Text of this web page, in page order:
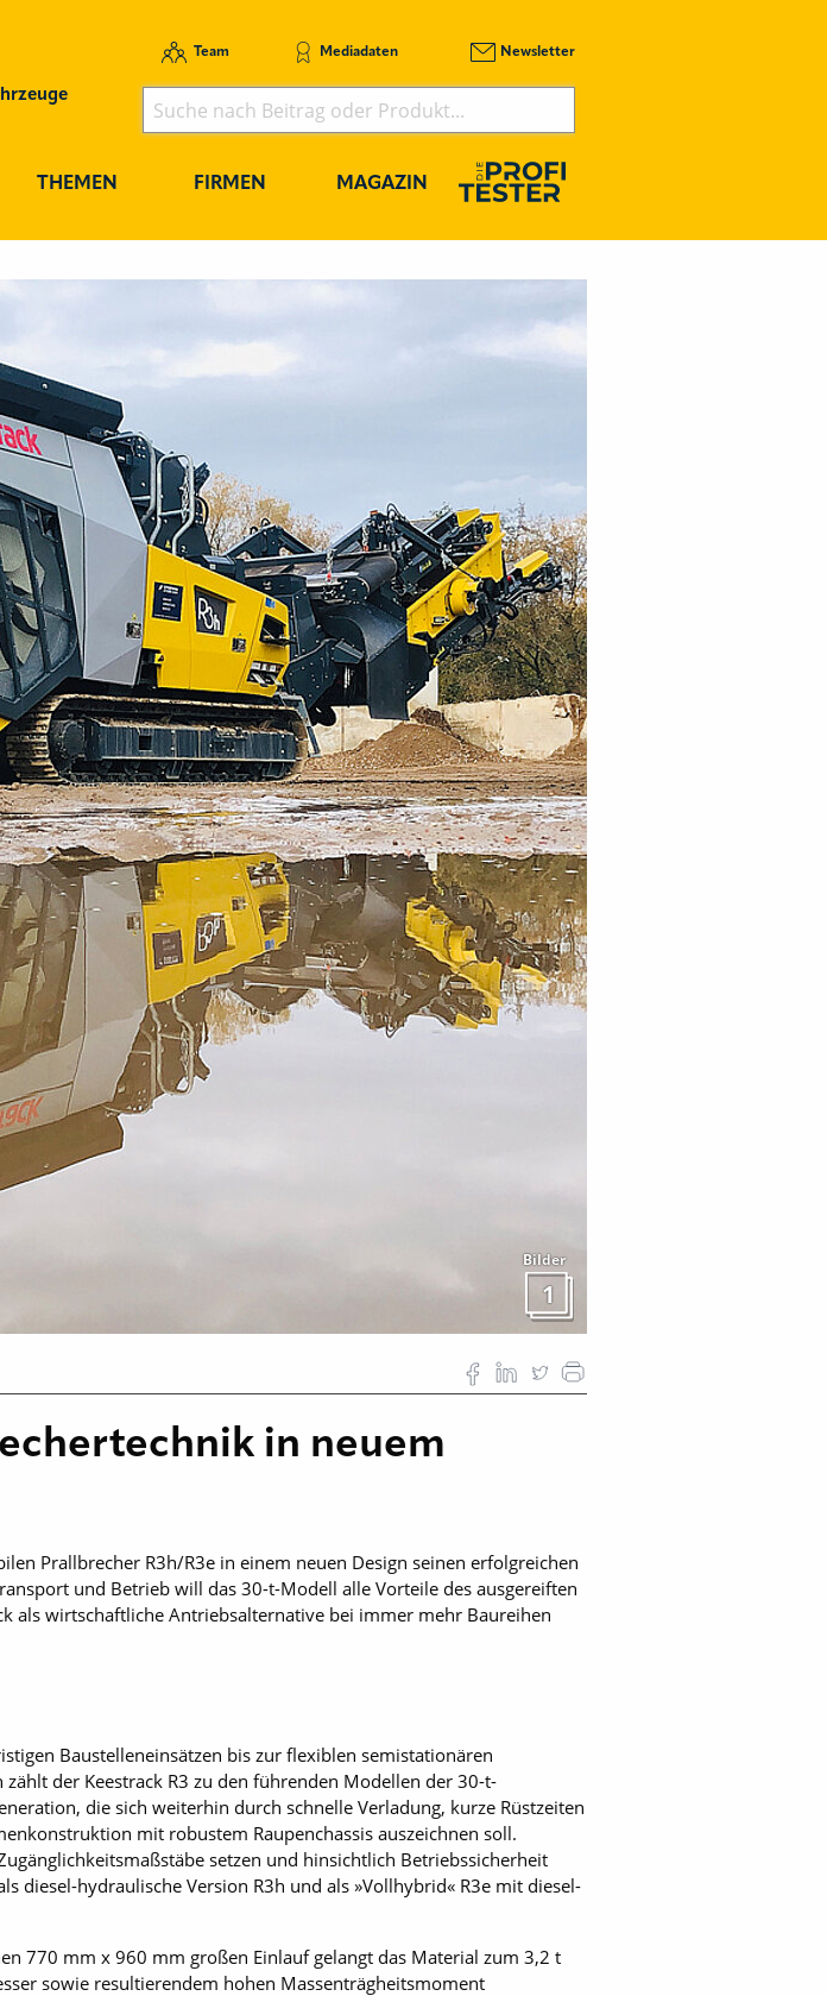
Team Mediadaten Newsletter
THEMEN FIRMEN MAGAZIN
Bilder
1
in neuem
Prallbrecher R3h/R3e in einem neuen Design seinen erfolgreichen
und Betrieb will das 30-t-Modell alle Vorteile des ausgereiften
als wirtschaftliche Antriebsalternative bei immer mehr Baureihen
Baustelleneinsätzen bis zur flexiblen semistationären
der Keestrack R3 zu den führenden Modellen der 30-t-
die sich weiterhin durch schnelle Verladung, kurze Rüstzeiten
mit robustem Raupenchassis auszeichnen soll.
setzen und hinsichtlich Betriebssicherheit
diesel-hydraulische Version R3h und als »Vollhybrid« R3e mit diesel-
770 mm x 960 mm großen Einlauf gelangt das Material zum 3,2 t
sowie resultierendem hohen Massenträgheitsmoment